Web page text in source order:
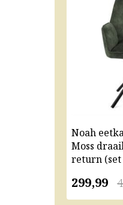
Noah
Moss
return (set
299,99